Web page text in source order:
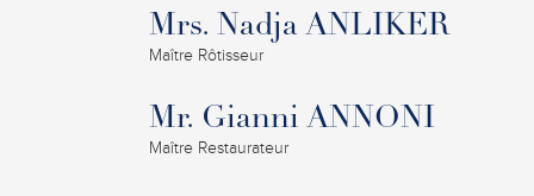
Mrs. Nadja ANLIKER
Maître Rôtisseur
Mr. Gianni ANNONI
Maître Restaurateur